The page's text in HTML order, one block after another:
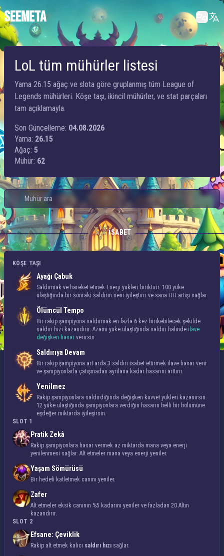
SEEMETA
LoL tüm mühürler listesi
Yama 26.15 ağaç ve slota göre gruplanmış tüm League of
Legends mühürleri. Köşe taşı, ikincil mühürler, ve stat parçaları
tam açıklamayla.
Son Güncelleme: 04.08.2026
Yama: 26.15
Ağaç: 5
Mühür: 62
İSABET
KÖŞE TAŞI
Ayağı Çabuk
Saldırmak ve hareket etmek Enerji yükleri biriktirir. 100 yüke
ulaştığında bir sonraki saldırın seni iyileştirir ve sana HH artışı sağlar.
Ölümcül Tempo
Bir rakip şampiyona saldırmak en fazla 6 kez birikebilecek şekilde
saldırı hızı kazandırır. Azami yüke ulaştığında saldırı halinde ilave
değişken hasar verirsin.
Saldırıya Devam
Bir rakip şampiyona art arda 3 saldırı isabet ettirmek ilave hasar verir
ve şampiyonlarla çatışmadan ayrılana kadar hasarını arttırır.
Yenilmez
Rakip şampiyonlara saldırdığında değişken kuvvet yükleri kazanırsın.
12 yüke ulaştığında şampiyonlara verdiğin hasarın belli bir bölümüne
eşdeğer miktarda iyileşirsin.
SLOT 1
Pratik Zekâ
Rakip şampiyonlara hasar vermek az miktarda mana veya enerji
yenilenmesi sağlar. Alt etmeler mana veya enerji yeniler.
Yaşam Sömürüsü
Bir hedefi katletmek canını yeniler.
Zafer
Alt etmeler eksik canının %5 kadarını yeniler ve fazladan 20 Altın
kazandırır.
SLOT 2
Efsane: Çeviklik
Rakip alt etmek kalıcı saldırı hızı sağlar.